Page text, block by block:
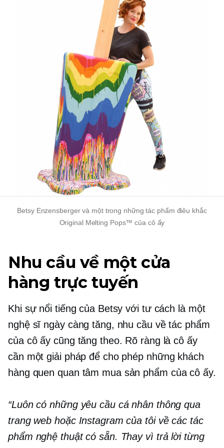
Betsy Enzensberger và một trong những tác phẩm điêu khắc
Original Melting Pops™ của cô ấy
Nhu cầu về một cửa
hàng trực tuyến
Khi sự nổi tiếng của Betsy với tư cách là một
nghệ sĩ ngày càng tăng, nhu cầu về tác phẩm
của cô ấy cũng tăng theo. Rõ ràng là cô ấy
cần một giải pháp để cho phép những khách
hàng quen quan tâm mua sản phẩm của cô ấy.
“Luôn có những yêu cầu cá nhân thông qua
trang web hoặc Instagram của tôi về các tác
phẩm nghệ thuật có sẵn. Thay vì trả lời từng